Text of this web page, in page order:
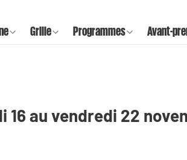
Grille Programmes Avant-
16 au vendredi 22